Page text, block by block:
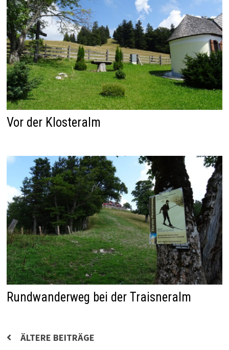
Vor der Klosteralm
Rundwanderweg bei der Traisneralm
Beitragsnavigation
ÄLTERE BEITRÄGE